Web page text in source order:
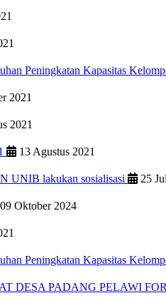
Peningkatan Kapasitas
2021
2021
13 Agustus 2021
UNIB lakukan sosialisasi 25
09 Oktober 2024
Peningkatan Kapasitas
DESA PADANG PELAWI